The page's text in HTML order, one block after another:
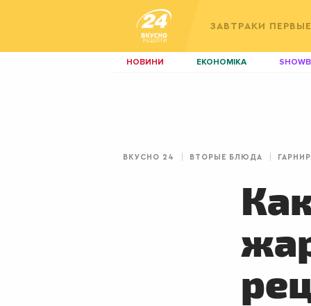
ЗАВТРАКИ
НОВИНИ ЕКОНОМІКА
ВКУСНО 24 ВТОРЫЕ БЛЮДА